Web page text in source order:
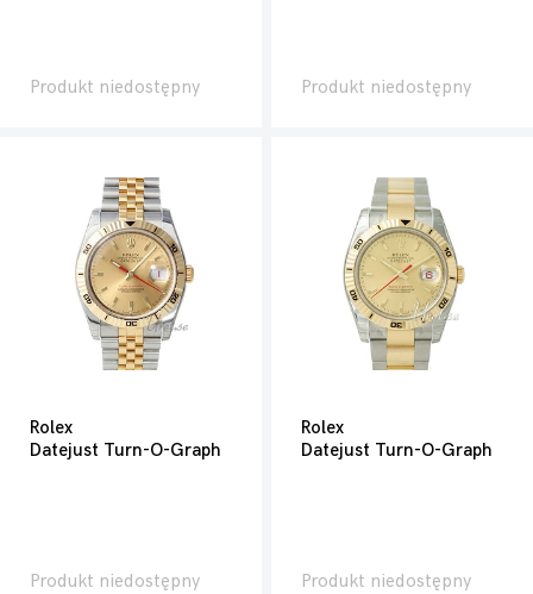
Produkt niedostępny Produkt niedostępny
Rolex
Datejust Turn-O-Graph
Produkt niedostępny
Rolex
Datejust Turn-O-Graph
Produkt niedostępny